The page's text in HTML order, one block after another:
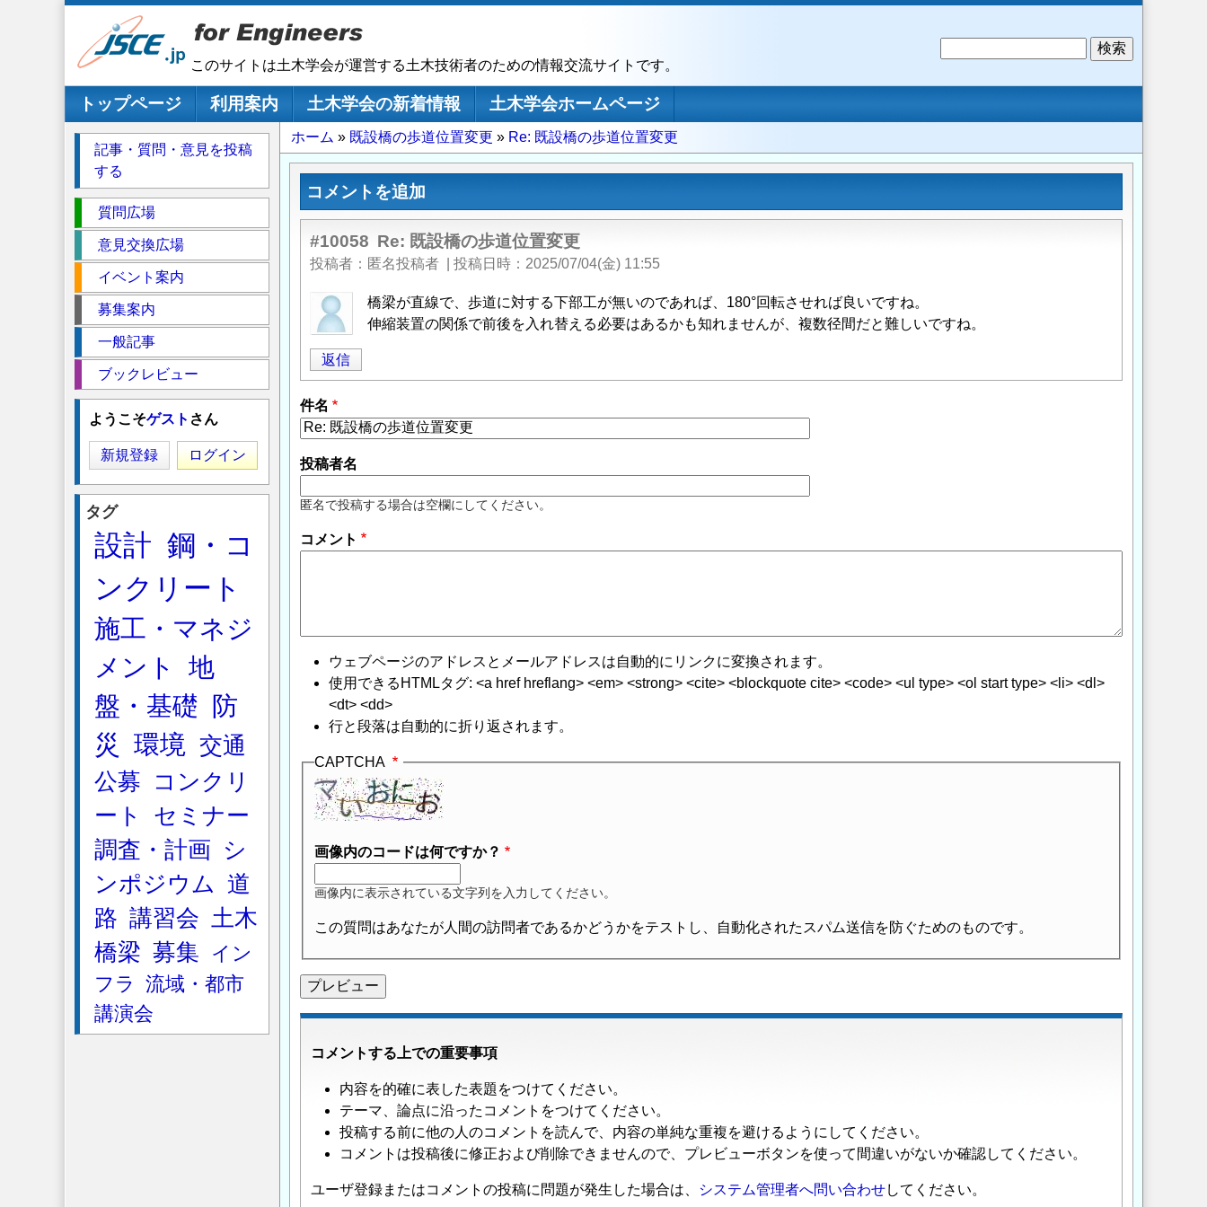
このサイトは土木学会が運営する土木技術者のための情報交流サイトです。
メインナビゲーション
トップページ 利用案内 土木学会の新着情報
土木学会ホームページ
パ
ン
ず
ホーム 既設橋の歩道位置変更 Re: 既設橋の歩道位置変更
コメントを追加
#10058 Re: 既設橋の歩道位置変更
投稿者 匿名投稿者 投稿日時 2025/07/04(金) 11:55
橋梁が直線で、歩道に対する下部工が無いのであれば、180°回転させれば良いですね。
伸縮装置の関係で前後を入れ替える必要はあるかも知れませんが、複数径間だと難しいですね。
返信
件名
投稿者名
匿名で投稿する場合は空欄にしてください。
コメント
ウェブページのアドレスとメールアドレスは自動的にリンクに変換されます。
使用できるHTMLタグ: <a href hreflang> <em> <strong> <cite> <blockquote cite> <code> <ul type> <ol start type> <li> <dl>
<dt> <dd>
行と段落は自動的に折り返されます。
CAPTCHA
画像内のコードは何ですか？
画像内に表示されている文字列を入力してください。
この質問はあなたが人間の訪問者であるかどうかをテストし、自動化されたスパム送信を防ぐためのものです。
コメントする上での重要事項
内容を的確に表した表題をつけてください。
テーマ、論点に沿ったコメントをつけてください。
投稿する前に他の人のコメントを読んで、内容の単純な重複を避けるようにしてください。
コメントは投稿後に修正および削除できませんので、プレビューボタンを使って間違いがないか確認してください。
ユーザ登録またはコメントの投稿に問題が発生した場合は、 システム管理者へ問い合わせしてください。
記事・質問・意見を投稿
する
ク
シ
質問広場
意見交換広場
イベント案内
募集案内
一般記事
ブックレビュー
ようこそゲスト さん
新規登録 ログイン
タグ
設計 鋼・コ
ンクリート
施工・マネジ
メント
地
盤・基礎
防
災
環境 交通
公募
コンクリ
ート
セミナー
調査・計画
シ
ンポジウム 道
路 講習会 土木
橋梁 募集
イン
フラ
流域・都市
講演会